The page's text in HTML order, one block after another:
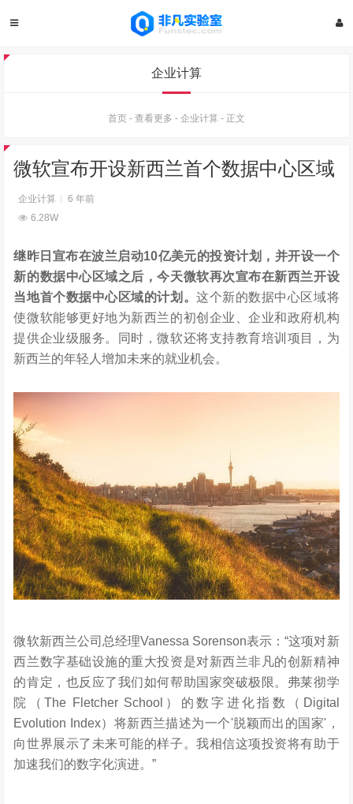
企业计算
首页 - 查看更多 - 企业计算 - 正文
微软宣布开设新西兰首个数据中心区域
企业计算
6 年前
6.28W
继昨日宣布在波兰启动10亿美元的投资计划，并开设一个
新的数据中心区域之后，今天微软再次宣布在新西兰开设
当地首个数据中心区域的计划。这个新的数据中心区域将
使微软能够更好地为新西兰的初创企业、企业和政府机构
提供企业级服务。同时，微软还将支持教育培训项目，为
新西兰的年轻人增加未来的就业机会。
微软新西兰公司总经理Vanessa Sorenson表示：“这项对新
西兰数字基础设施的重大投资是对新西兰非凡的创新精神
的肯定，也反应了我们如何帮助国家突破极限。弗莱彻学
院（The Fletcher School）的数字进化指数（Digital
Evolution Index）将新西兰描述为一个'脱颖而出的国家'，
向世界展示了未来可能的样子。我相信这项投资将有助于
加速我们的数字化演进。”